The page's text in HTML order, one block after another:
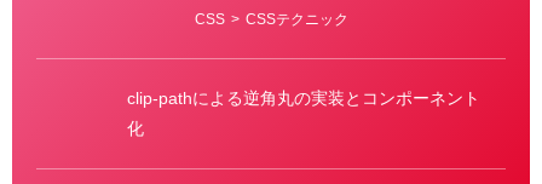
CSS > CSSテクニック
clip-pathによる逆角丸の実装とコンポーネント
化